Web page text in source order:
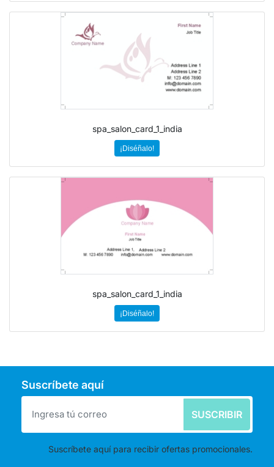
spa_salon_card_1_india
¡Diséñalo!
spa_salon_card_1_india
¡Diséñalo!
Suscríbete aquí
SUSCRIBIR
Suscríbete aquí para recibir ofertas promocionales.